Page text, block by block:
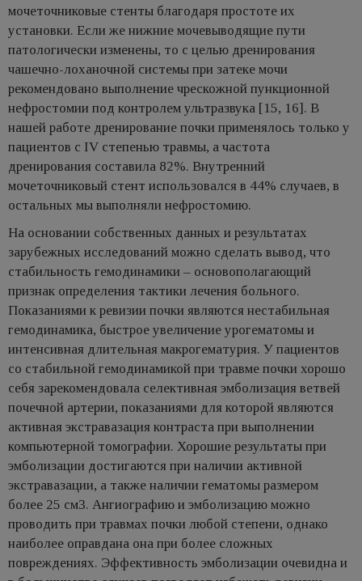
мочеточниковые стенты благодаря простоте их
установки. Если же нижние мочевыводящие пути
патологически изменены, то с целью дренирования
чашечно-лоханочной системы при затеке мочи
рекомендовано выполнение чрескожной пункционной
нефростомии под контролем ультразвука [15, 16]. В
нашей работе дренирование почки применялось только у
пациентов с IV степенью травмы, а частота
дренирования составила 82%. Внутренний
мочеточниковый стент использовался в 44% случаев, в
остальных мы выполняли нефростомию.
На основании собственных данных и результатах
зарубежных исследований можно сделать вывод, что
стабильность гемодинамики – основополагающий
признак определения тактики лечения больного.
Показаниями к ревизии почки являются нестабильная
гемодинамика, быстрое увеличение урогематомы и
интенсивная длительная макрогематурия. У пациентов
со стабильной гемодинамикой при травме почки хорошо
себя зарекомендовала селективная эмболизация ветвей
почечной артерии, показаниями для которой являются
активная экстрaвaзaция контраста при выполнении
компьютерной томографии. Хорошие результаты при
эмболизации достигаются при наличии активной
экстравазации, а также наличии гематомы размером
более 25 см3. Ангиографию и эмболизацию можно
проводить при травмах почки любой степени, однако
наиболее оправдана она при более сложных
повреждениях. Эффективность эмболизации очевидна и